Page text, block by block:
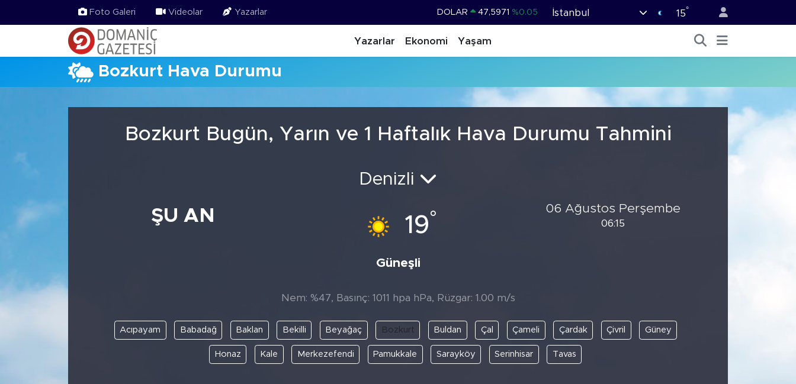
Foto Galeri Videolar Yazarlar DOLAR 47,5971 %0.05
STERLİN 64,2534 %0.22
BİST100 13.703
İstanbul 15°
Yazarlar Ekonomi Yaşam
Bozkurt Hava Durumu
Bozkurt Bugün, Yarın ve 1 Haftalık Hava Durumu Tahmini
ŞU AN
Denizli
19°
Güneşli
06 Ağustos Perşembe
06:15
Nem: %47, Basınç: 1011 hpa hPa, Rüzgar: 1.00 m/s
Acıpayam Babadağ Baklan Bekilli Beyağaç Bozkurt Buldan Çal Çameli Çardak Çivril Güney
Honaz Kale Merkezefendi Pamukkale Sarayköy Serinhisar Tavas